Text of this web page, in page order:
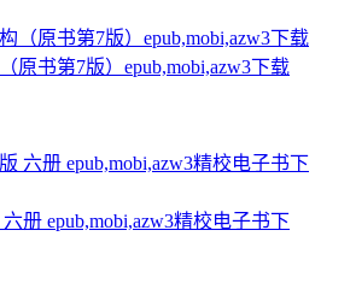
原书第7版）epub,mobi,azw3下载
册 epub,mobi,azw3精校电子书下